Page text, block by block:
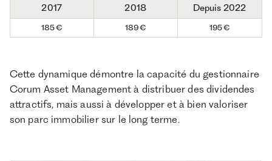
2017 2018 Depuis 2022
185 € 189 € 195 €
Cette dynamique démontre la capacité du gestionnaire
Corum Asset Management à distribuer des dividendes
attractifs, mais aussi à développer et à bien valoriser
son parc immobilier sur le long terme.